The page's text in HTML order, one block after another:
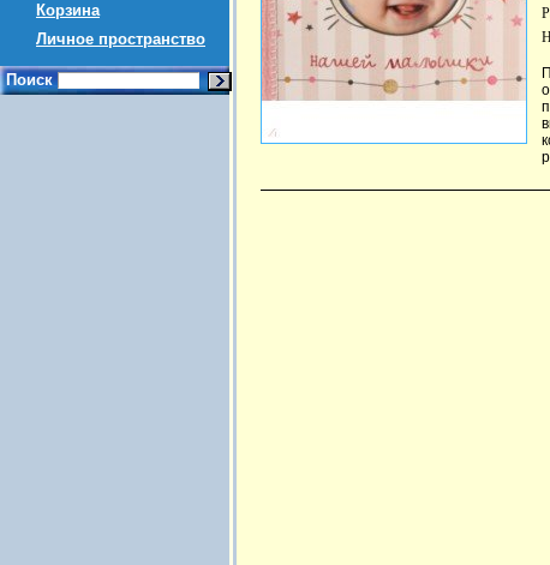
Корзина
Личное пространство
Поиск